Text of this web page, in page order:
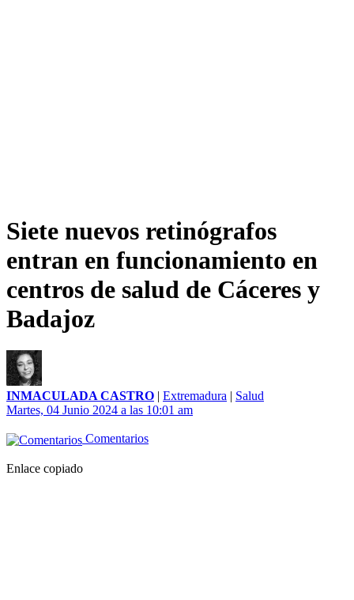
Siete nuevos retinógrafos
entran en funcionamiento en
centros de salud de Cáceres y
Badajoz
INMACULADA CASTRO | Extremadura | Salud
Martes, 04 Junio 2024 a las 10:01 am
Comentarios
Enlace copiado